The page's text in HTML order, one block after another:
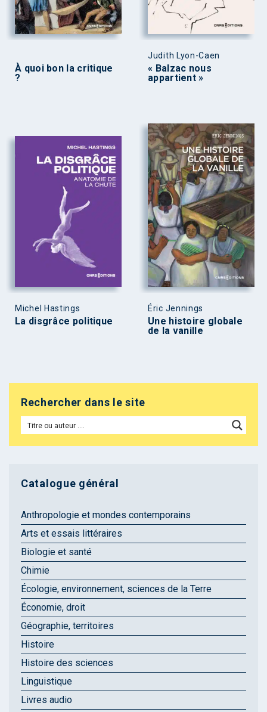
À quoi bon la critique
?
Judith Lyon-Caen
« Balzac nous
appartient »
Michel Hastings
La disgrâce politique
Éric Jennings
Une histoire globale
de la vanille
Rechercher dans le site
Catalogue général
Anthropologie et mondes contemporains
Arts et essais littéraires
Biologie et santé
Chimie
Écologie, environnement, sciences de la Terre
Économie, droit
Géographie, territoires
Histoire
Histoire des sciences
Linguistique
Livres audio